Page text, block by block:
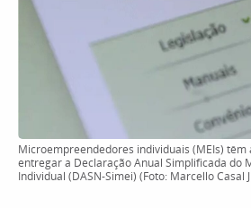
Microempreendedores individuais (MEIs) têm
entregar a Declaração Anual Simplificada do
Individual (DASN-Simei) (Foto: Marcello Casal